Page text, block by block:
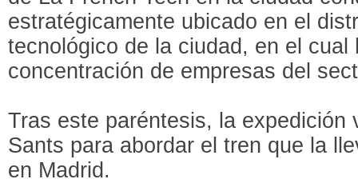
estratégicamente ubicado en el
tecnológico de la ciudad, en el cual
concentración de empresas del
Tras este paréntesis, la expedición
Sants para abordar el tren que la
en Madrid.